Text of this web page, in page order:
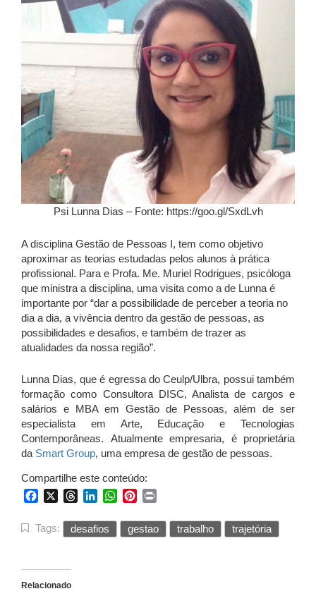
Psi Lunna Dias – Fonte: https://goo.gl/SxdLvh
A disciplina Gestão de Pessoas I, tem como objetivo
aproximar as teorias estudadas pelos alunos à prática
profissional. Para e Profa. Me. Muriel Rodrigues, psicóloga
que ministra a disciplina, uma visita como a de Lunna é
importante por “dar a possibilidade de perceber a teoria no
dia a dia, a vivência dentro da gestão de pessoas, as
possibilidades e desafios, e também de trazer as
atualidades da nossa região”.
Lunna Dias, que é egressa do Ceulp/Ulbra, possui também
formação como Consultora DISC, Analista de cargos e
salários e MBA em Gestão de Pessoas, além de ser
especialista em Arte, Educação e Tecnologias
Contemporâneas. Atualmente empresaria, é proprietária
da Smart Group, uma empresa de gestão de pessoas.
Compartilhe este conteúdo:
FacebookThreadsLinkedInWhatsApp
Pinterest
Tags: desafios gestao trabalho trajetória
Relacionado